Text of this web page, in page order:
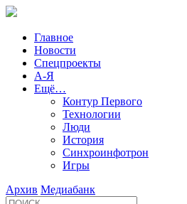
Главное
Новости
Спецпроекты
А-Я
Ещё…
Контур Первого
Технологии
Люди
История
Синхроинфотрон
Игры
Архив Медиабанк